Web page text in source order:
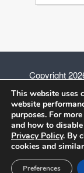
Copyright
This website uses
website
purposes. For
and how to
Privacy Policy. By
cookies and
Preferences